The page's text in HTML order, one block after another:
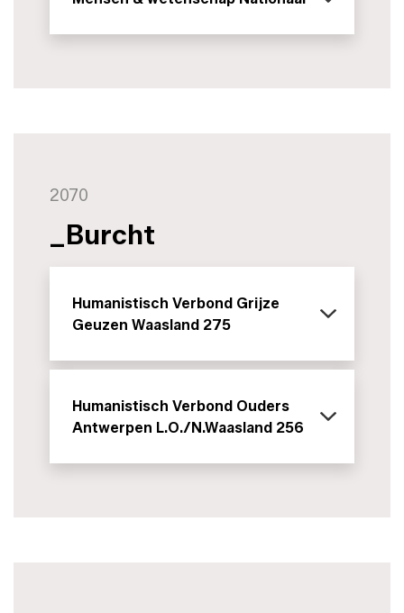
2070
_Burcht
Humanistisch Verbond Grijze
Geuzen Waasland 275
Humanistisch Verbond Ouders
Antwerpen L.O./N.Waasland 256